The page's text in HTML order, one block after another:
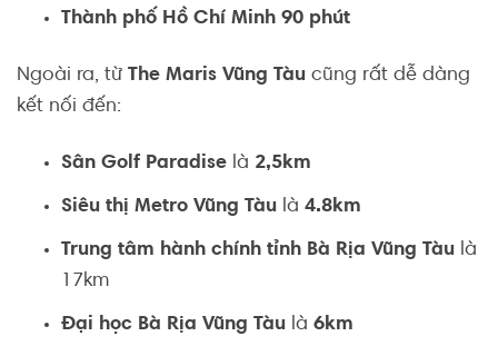
Thành phố Hồ Chí Minh 90 phút
Ngoài ra, từ The Maris Vũng Tàu cũng rất dễ dàng
kết nối đến:
Sân Golf Paradise là 2,5km
Siêu thị Metro Vũng Tàu là 4.8km
Trung tâm hành chính tỉnh Bà Rịa Vũng Tàu là
17km
Đại học Bà Rịa Vũng Tàu là 6km